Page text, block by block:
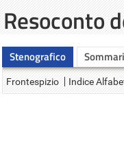
Resoconto
Stenografico
Frontespizio Indice